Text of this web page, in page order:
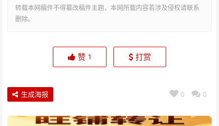
转载本网稿件不得篡改稿件主题，本网所载内容若涉及侵权请联系
删除。
赞 1 打赏
0 0
生成海报